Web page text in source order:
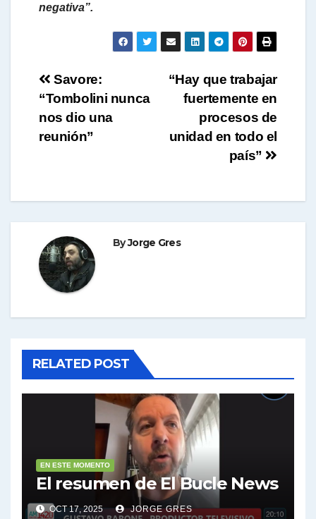
negativa”.
Navegación
de
entradas
“Hay que trabajar
fuertemente en
procesos de
unidad en todo el
país”
Savore:
“Tombolini nunca
nos dio una
reunión”
ByJorge Gres
RELATED POST
EN ESTE MOMENTO
El resumen de El Bucle News
OCT 17, 2025 JORGE GRES